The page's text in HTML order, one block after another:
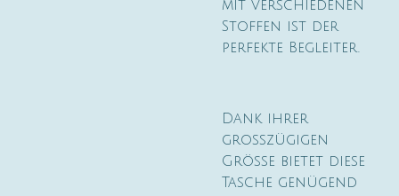
mit verschiedenen
Stoffen ist der
perfekte Begleiter.
Dank ihrer
grosszügigen
Grösse bietet diese
Tasche genügend